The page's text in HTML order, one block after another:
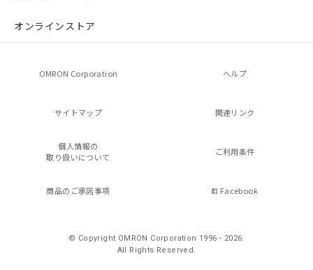
オンラインストア
OMRON Corporation ヘルプ
サイトマップ 関連リンク
個人情報の
取り扱いについて
ご利用条件
商品のご承諾事項 Facebook
© Copyright OMRON Corporation 1996 - 2026.
All Rights Reserved.